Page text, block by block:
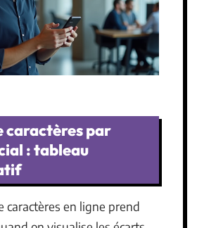
caractères par
: tableau
caractères en ligne prend